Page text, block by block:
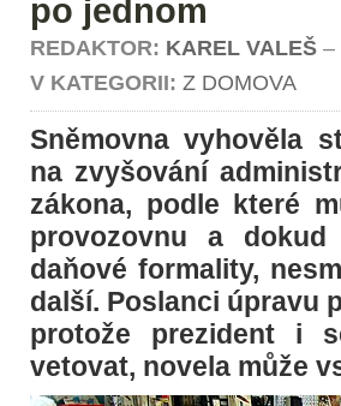
po jednom
REDAKTOR: KAREL VALEŠ –
V KATEGORII: Z DOMOVA
Sněmovna vyhověla
na zvyšování
zákona, podle které
provozovnu a
daňové formality,
další. Poslanci úpravu
protože prezident i
vetovat, novela může